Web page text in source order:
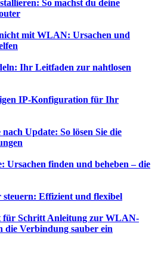
So machst du deine
mit WLAN: Ursachen und
Ihr Leitfaden zur nahtlosen
IP-Konfiguration für Ihr
Update: So lösen Sie die
finden und beheben – die
Effizient und flexibel
für Schritt Anleitung zur WLAN-
die Verbindung sauber ein